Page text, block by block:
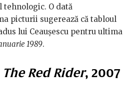
tehnologic. O dată
picturii sugerează că tabloul
lui Ceaușescu pentru ultima
1989.
The Red Rider, 2007